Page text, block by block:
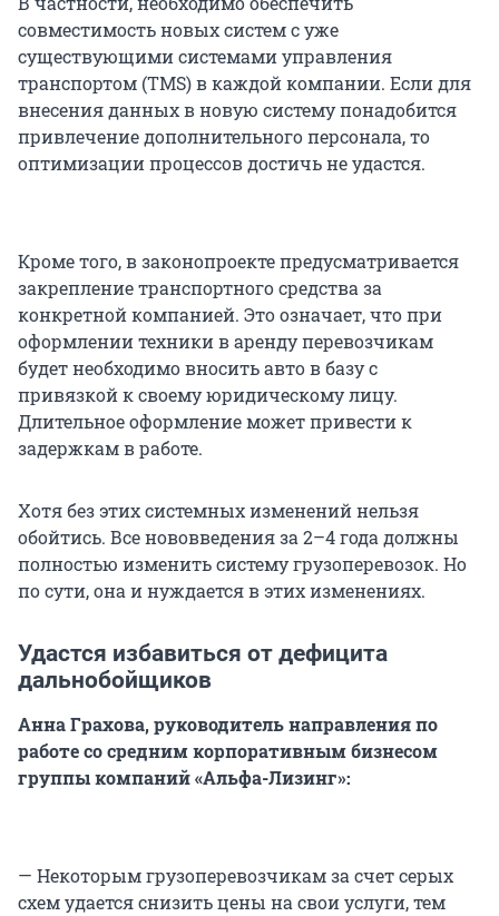
совместимость новых систем с уже
существующими системами управления
транспортом (TMS) в каждой компании. Если для
внесения данных в новую систему понадобится
привлечение дополнительного персонала, то
оптимизации процессов достичь не удастся.
Кроме того, в законопроекте предусматривается
закрепление транспортного средства за
конкретной компанией. Это означает, что при
оформлении техники в аренду перевозчикам
будет необходимо вносить авто в базу с
привязкой к своему юридическому лицу.
Длительное оформление может привести к
задержкам в работе.
Хотя без этих системных изменений нельзя
обойтись. Все нововведения за 2–4 года должны
полностью изменить систему грузоперевозок. Но
по сути, она и нуждается в этих изменениях.
Удастся избавиться от дефицита
дальнобойщиков
Анна Грахова, руководитель направления по
работе со средним корпоративным бизнесом
группы компаний «Альфа-Лизинг»:
— Некоторым грузоперевозчикам за счет серых
схем удается снизить цены на свои услуги, тем